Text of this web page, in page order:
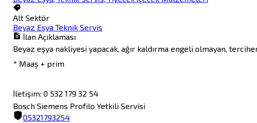
Alt Sektör
Beyaz Eşya Teknik Servis
İlan Açıklaması
Beyaz eşya nakliyesi yapacak, ağır kaldırma engeli olmayan,
* Maaş + prim
İletişim: 0 532 179 32 54
Bosch Siemens Profilo Yetkili Servisi
05321793254